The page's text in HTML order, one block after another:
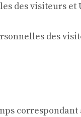
des visiteurs et
des